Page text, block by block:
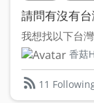
香菇
11